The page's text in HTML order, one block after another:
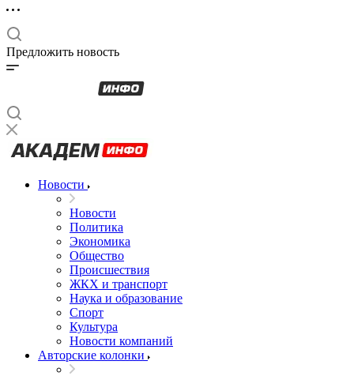
Предложить новость
Новости
Новости
Политика
Экономика
Общество
Происшествия
ЖКХ и транспорт
Наука и образование
Спорт
Культура
Новости компаний
Авторские колонки